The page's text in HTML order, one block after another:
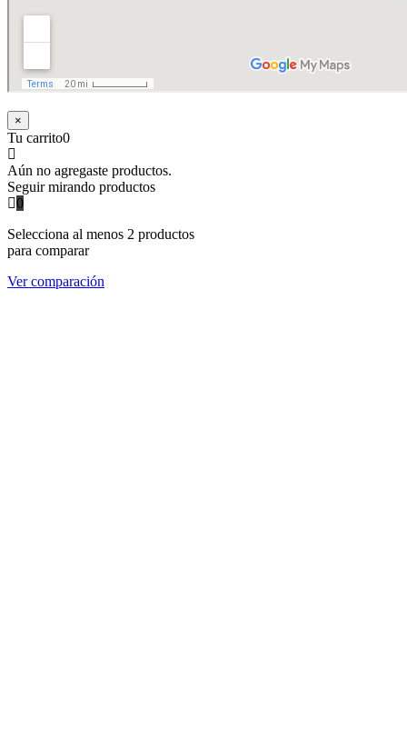
×
Tu carrito0
Aún no agregaste productos.
Seguir mirando productos
0
Selecciona al menos 2 productos
para comparar
Ver comparación